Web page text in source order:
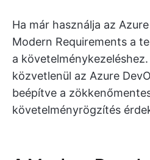
Ha már használja az
Modern Requirements a
a
közvetlenül az Azure
beépítve a
követelményrögzítés